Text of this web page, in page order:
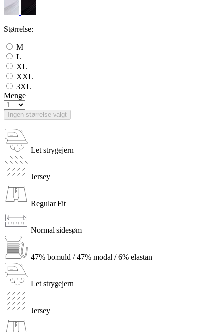
Størrelse:
M
L
XL
XXL
3XL
Menge
Ingen størrelse valgt
Let strygejern
Jersey
Regular Fit
Normal sidesøm
47% bomuld / 47% modal / 6% elastan
Let strygejern
Jersey